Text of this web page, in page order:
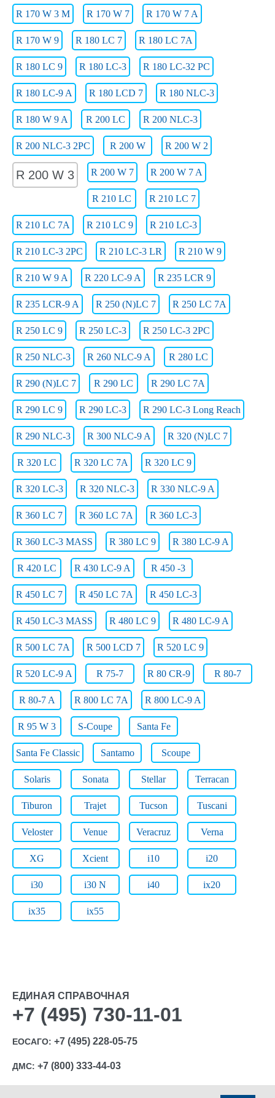
R 170 W 3 M R 170 W 7 R 170 W 7 A
R 170 W 9 R 180 LC 7 R 180 LC 7A
R 180 LC 9 R 180 LC-3 R 180 LC-32 PC
R 180 LC-9 A R 180 LCD 7 R 180 NLC-3
R 180 W 9 A R 200 LC R 200 NLC-3
R 200 NLC-3 2PC R 200 W R 200 W 2
R 200 W 3 R 200 W 7 R 200 W 7 A
R 210 LC R 210 LC 7
R 210 LC 7A R 210 LC 9 R 210 LC-3
R 210 LC-3 2PC R 210 LC-3 LR R 210 W 9
R 210 W 9 A R 220 LC-9 A R 235 LCR 9
R 235 LCR-9 A R 250 (N)LC 7 R 250 LC 7A
R 250 LC 9 R 250 LC-3 R 250 LC-3 2PC
R 250 NLC-3 R 260 NLC-9 A R 280 LC
R 290 (N)LC 7 R 290 LC R 290 LC 7A
R 290 LC 9 R 290 LC-3 R 290 LC-3 Long Reach
R 290 NLC-3 R 300 NLC-9 A R 320 (N)LC 7
R 320 LC R 320 LC 7A R 320 LC 9
R 320 LC-3 R 320 NLC-3 R 330 NLC-9 A
R 360 LC 7 R 360 LC 7A R 360 LC-3
R 360 LC-3 MASS R 380 LC 9 R 380 LC-9 A
R 420 LC R 430 LC-9 A R 450 -3
R 450 LC 7 R 450 LC 7A R 450 LC-3
R 450 LC-3 MASS R 480 LC 9 R 480 LC-9 A
R 500 LC 7A R 500 LCD 7 R 520 LC 9
R 520 LC-9 A R 75-7 R 80 CR-9 R 80-7
R 80-7 A R 800 LC 7A R 800 LC-9 A
R 95 W 3 S-Coupe Santa Fe
Santa Fe Classic Santamo Scoupe
Solaris Sonata Stellar Terracan
Tiburon Trajet Tucson Tuscani
Veloster Venue Veracruz Verna
XG Xcient i10 i20
i30 i30 N i40 ix20
ix35 ix55
ЕДИНАЯ СПРАВОЧНАЯ
+7 (495) 730-11-01
ЕОСАГО: +7 (495) 228-05-75
ДМС: +7 (800) 333-44-03